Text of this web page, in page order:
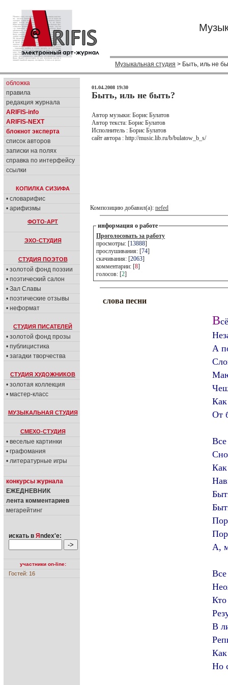
Музыкальная студия > Быть, иль не
обложка
правила
редакция журнала
ARIFIS-info
ARIFIS-NEXT
блокнот эксперта
список авторов
записки на полях
справка по интерфейсу
ссылки
КОПИЛКА СИЗИФА
• словарифис
• арифизмы
ФОТО-АРТ
ЭХО-СТУДИЯ
СТУДИЯ ПОЭТОВ
• золотой фонд поэзии
• поэтический салон
• Зал Славы
• поэтические отзывы
• неформат
СТУДИЯ ПИСАТЕЛЕЙ
• золотой фонд прозы
• публицистика
• загадки творчества
СТУДИЯ ХУДОЖНИКОВ
• золотая коллекция
• мастер-класс
МУЗЫКАЛЬНАЯ СТУДИЯ
СМЕХО-СТУДИЯ
• веселые картинки
• графомания
• литературные игры
конкурсы журнала
ЕЖЕДНЕВНИК
лента комментариев
мегарейтинг
искать в Я ndex'е:
участники on-line:
Гостей: 16
01.04.2008 19:30
Быть, иль не быть?
Автор музыки: Борис Булатов
Автор текста: Борис Булатов
Исполнитель : Борис Булатов
сайт автора : http://music.lib.ru/b/bulatow_b_s/
Композицию добавил(а): nefed
информация о работе
Проголосовать за работу
просмотры: [13888]
прослушивания: [74]
скачивания: [2063]
комментарии: [8]
голосов: [2]
слова песни
В
А
От
Все
А,
Все
Кто
В
Но